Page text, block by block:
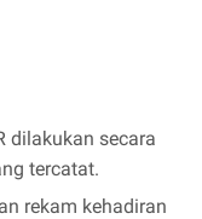
dilakukan secara
tercatat.
rekam kehadiran